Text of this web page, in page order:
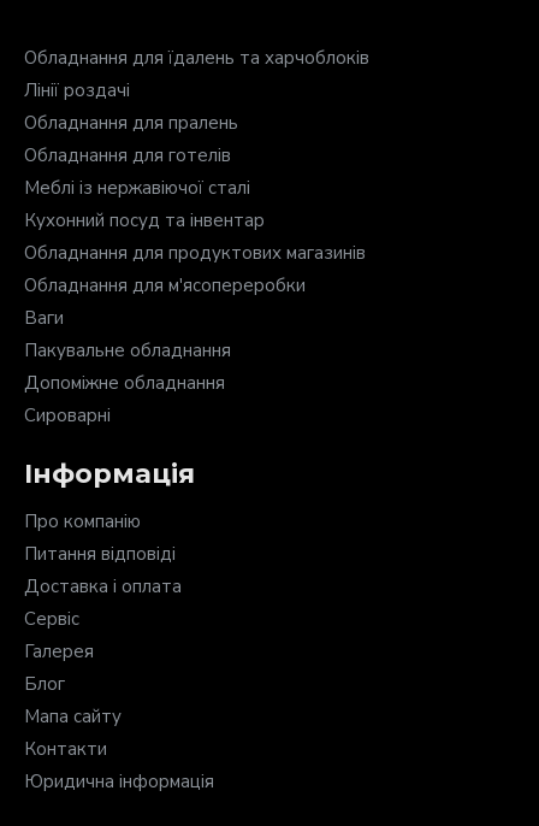
Обладнання для їдалень та харчоблоків
Лінії роздачі
Обладнання для пралень
Обладнання для готелів
Меблі із нержавіючої сталі
Кухонний посуд та інвентар
Обладнання для продуктових магазинів
Обладнання для м'ясопереробки
Ваги
Пакувальне обладнання
Допоміжне обладнання
Сироварні
Інформація
Про компанію
Питання відповіді
Доставка і оплата
Сервіс
Галерея
Блог
Мапа сайту
Контакти
Юридична інформація